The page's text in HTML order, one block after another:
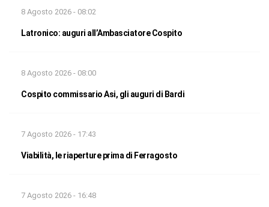
8 Agosto 2026 - 08:02
Latronico: auguri all’Ambasciatore Cospito
8 Agosto 2026 - 08:00
Cospito commissario Asi, gli auguri di Bardi
7 Agosto 2026 - 17:43
Viabilità, le riaperture prima di Ferragosto
7 Agosto 2026 - 16:48